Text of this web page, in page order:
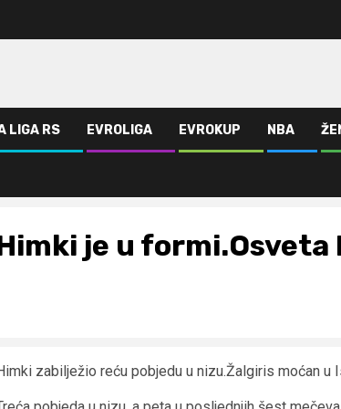
LIGA RS EVROLIGA EVROKUP NBA
je u formi.Osveta
zabilježio reću pobjedu u nizu.Žalgiris moćan u